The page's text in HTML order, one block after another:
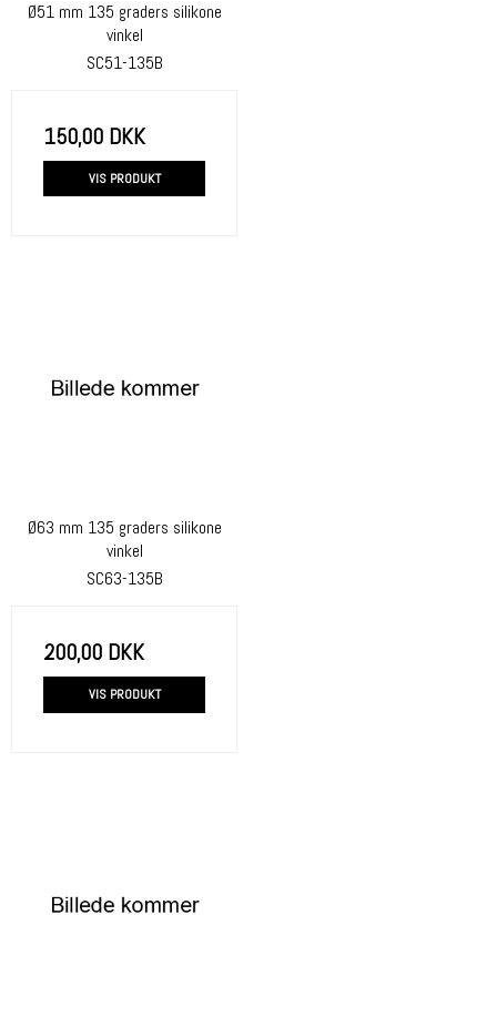
Ø51 mm 135 graders silikone
vinkel
SC51-135B
150,00 DKK
VIS PRODUKT
Ø63 mm 135 graders silikone
vinkel
SC63-135B
200,00 DKK
VIS PRODUKT